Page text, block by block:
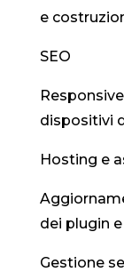
e
SEO
dispositivi
Hosting e
dei plugin
Gestione